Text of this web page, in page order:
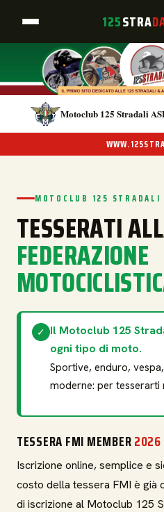
125STRA
Motoclub 125 Stradali
MOTOCLUB 125 STRADALI
TESSERATI
FEDERAZIONE
✓ Il Motoclub 125
ogni tipo di moto.
Sportive, enduro,
moderne: per tesserarti
TESSERA FMI MEMBER2026
Iscrizione online, semplice e
costo della tessera FMI è già
di iscrizione al Motoclub 125
ABC